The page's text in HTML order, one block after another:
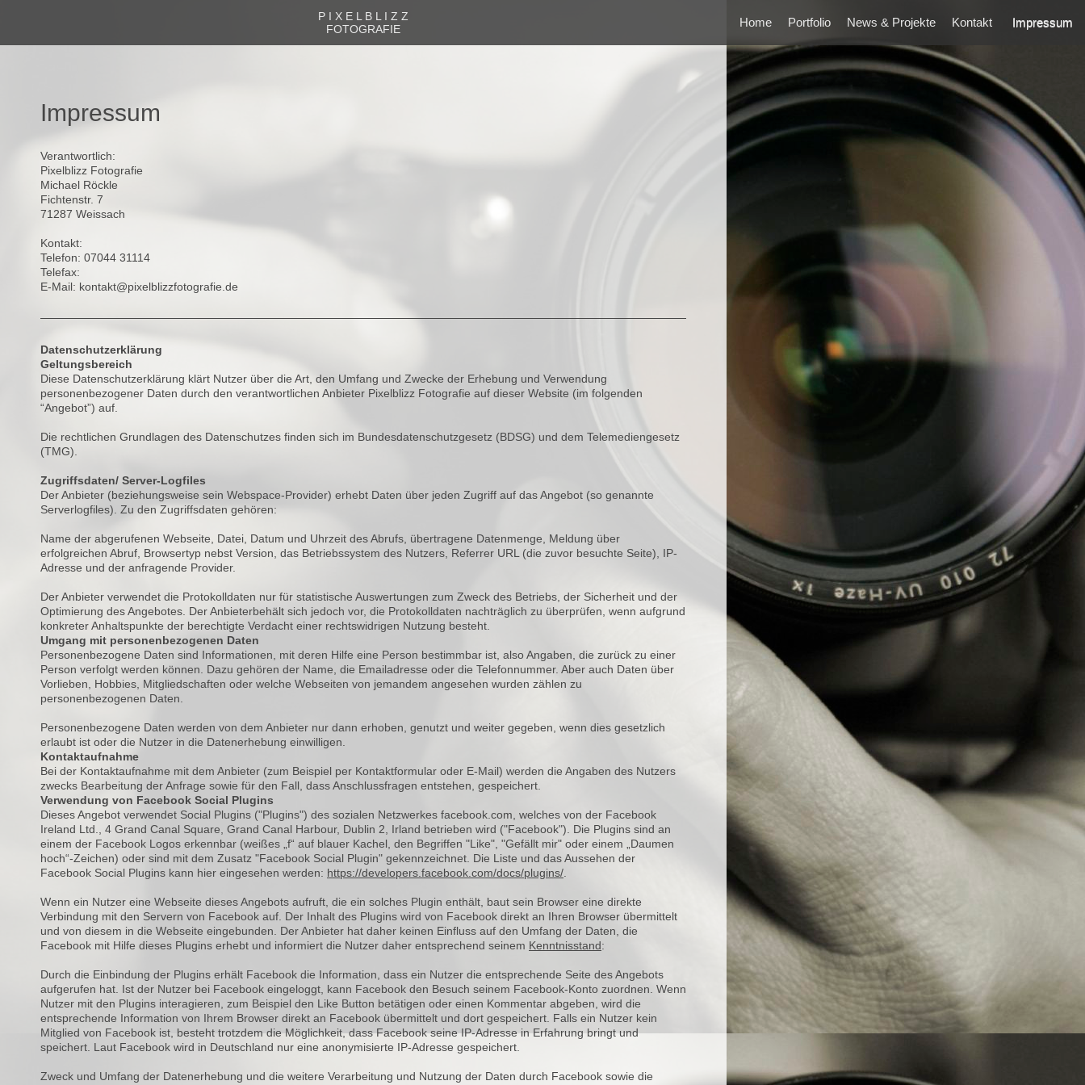
Home Portfolio News & Projekte Kontakt Impressum
P I X E L B L I Z Z
FOTOGRAFIE
Impressum
Verantwortlich:
Pixelblizz Fotografie
Michael Röckle
Fichtenstr. 7
71287 Weissach
Kontakt:
Telefon: 07044 31114
Telefax:
E-Mail: kontakt@pixelblizzfotografie.de
Datenschutzerklärung
Geltungsbereich
Diese Datenschutzerklärung klärt Nutzer über die Art, den Umfang und Zwecke der Erhebung und Verwendung
personenbezogener Daten durch den verantwortlichen Anbieter Pixelblizz Fotografie auf dieser Website (im folgenden
“Angebot”) auf.
Die rechtlichen Grundlagen des Datenschutzes finden sich im Bundesdatenschutzgesetz (BDSG) und dem Telemediengesetz
(TMG).
Zugriffsdaten/ Server-Logfiles
Der Anbieter (beziehungsweise sein Webspace-Provider) erhebt Daten über jeden Zugriff auf das Angebot (so genannte
Serverlogfiles). Zu den Zugriffsdaten gehören:
Name der abgerufenen Webseite, Datei, Datum und Uhrzeit des Abrufs, übertragene Datenmenge, Meldung über
erfolgreichen Abruf, Browsertyp nebst Version, das Betriebssystem des Nutzers, Referrer URL (die zuvor besuchte Seite), IP-
Adresse und der anfragende Provider.
Der Anbieter verwendet die Protokolldaten nur für statistische Auswertungen zum Zweck des Betriebs, der Sicherheit und der
Optimierung des Angebotes. Der Anbieterbehält sich jedoch vor, die Protokolldaten nachträglich zu überprüfen, wenn aufgrund
konkreter Anhaltspunkte der berechtigte Verdacht einer rechtswidrigen Nutzung besteht.
Umgang mit personenbezogenen Daten
Personenbezogene Daten sind Informationen, mit deren Hilfe eine Person bestimmbar ist, also Angaben, die zurück zu einer
Person verfolgt werden können. Dazu gehören der Name, die Emailadresse oder die Telefonnummer. Aber auch Daten über
Vorlieben, Hobbies, Mitgliedschaften oder welche Webseiten von jemandem angesehen wurden zählen zu
personenbezogenen Daten.
Personenbezogene Daten werden von dem Anbieter nur dann erhoben, genutzt und weiter gegeben, wenn dies gesetzlich
erlaubt ist oder die Nutzer in die Datenerhebung einwilligen.
Kontaktaufnahme
Bei der Kontaktaufnahme mit dem Anbieter (zum Beispiel per Kontaktformular oder E-Mail) werden die Angaben des Nutzers
zwecks Bearbeitung der Anfrage sowie für den Fall, dass Anschlussfragen entstehen, gespeichert.
Verwendung von Facebook Social Plugins
Dieses Angebot verwendet Social Plugins ("Plugins") des sozialen Netzwerkes facebook.com, welches von der Facebook
Ireland Ltd., 4 Grand Canal Square, Grand Canal Harbour, Dublin 2, Irland betrieben wird ("Facebook"). Die Plugins sind an
einem der Facebook Logos erkennbar (weißes „f“ auf blauer Kachel, den Begriffen "Like", "Gefällt mir" oder einem „Daumen
hoch“-Zeichen) oder sind mit dem Zusatz "Facebook Social Plugin" gekennzeichnet. Die Liste und das Aussehen der
Facebook Social Plugins kann hier eingesehen werden: https://developers.facebook.com/docs/plugins/
Wenn ein Nutzer eine Webseite dieses Angebots aufruft, die ein solches Plugin enthält, baut sein Browser eine direkte
Verbindung mit den Servern von Facebook auf. Der Inhalt des Plugins wird von Facebook direkt an Ihren Browser übermittelt
und von diesem in die Webseite eingebunden. Der Anbieter hat daher keinen Einfluss auf den Umfang der Daten, die
Facebook mit Hilfe dieses Plugins erhebt und informiert die Nutzer daher entsprechend seinem Kenntnisstand:
Durch die Einbindung der Plugins erhält Facebook die Information, dass ein Nutzer die entsprechende Seite des Angebots
aufgerufen hat. Ist der Nutzer bei Facebook eingeloggt, kann Facebook den Besuch seinem Facebook-Konto zuordnen. Wenn
Nutzer mit den Plugins interagieren, zum Beispiel den Like Button betätigen oder einen Kommentar abgeben, wird die
entsprechende Information von Ihrem Browser direkt an Facebook übermittelt und dort gespeichert. Falls ein Nutzer kein
Mitglied von Facebook ist, besteht trotzdem die Möglichkeit, dass Facebook seine IP-Adresse in Erfahrung bringt und
speichert. Laut Facebook wird in Deutschland nur eine anonymisierte IP-Adresse gespeichert.
Zweck und Umfang der Datenerhebung und die weitere Verarbeitung und Nutzung der Daten durch Facebook sowie die